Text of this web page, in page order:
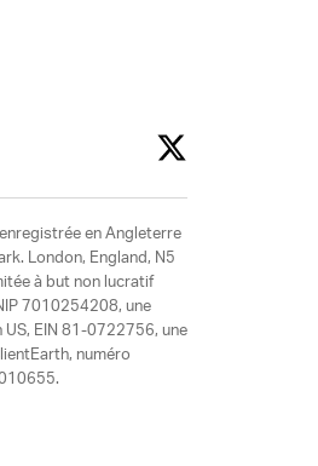
en Angleterre
London, England, N5
à but non lucratif
7010254208, une
EIN 81-0722756, une
numéro